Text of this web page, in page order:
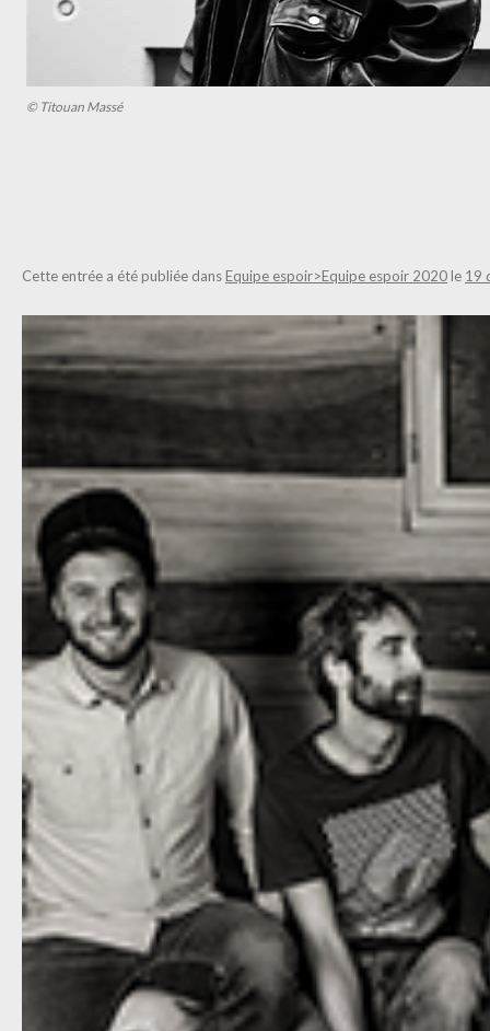
© Titouan Massé
Cette entrée a été publiée dans Equipe espoir>Equipe espoir 2020 le 19